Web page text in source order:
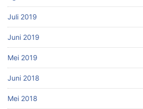
Juli 2019
Juni 2019
Mei 2019
Juni 2018
Mei 2018